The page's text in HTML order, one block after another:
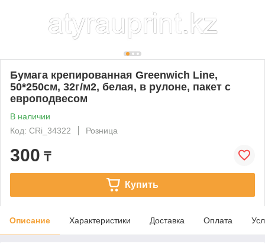
Бумага крепированная Greenwich Line,
50*250см, 32г/м2, белая, в рулоне, пакет с
европодвесом
В наличии
Код: СRi_34322
Розница
300 ₸
Купить
Описание Характеристики Доставка Оплата